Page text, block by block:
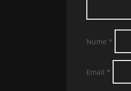
Nume *
Email *